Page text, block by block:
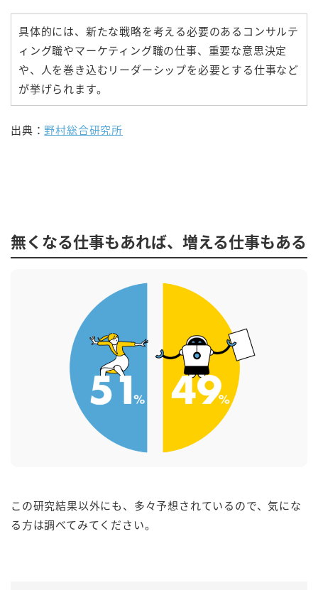
具体的には、新たな戦略を考える必要のあるコンサルテ
ィング職やマーケティング職の仕事、重要な意思決定
や、人を巻き込むリーダーシップを必要とする仕事など
が挙げられます。
出典： 野村総合研究所
無くなる仕事もあれば、増える仕事もある
この研究結果以外にも、多々予想されているので、気にな
る方は調べてみてください。